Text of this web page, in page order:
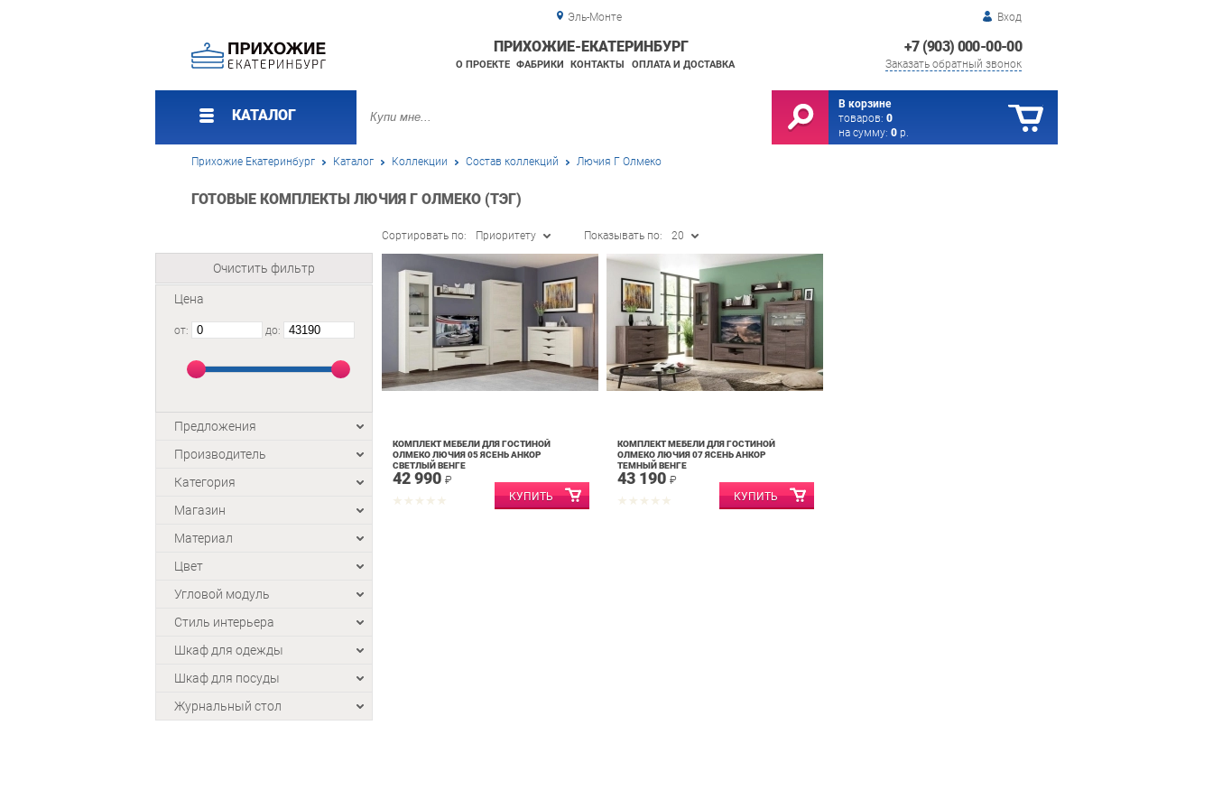
Эль-Монте Вход
+7 (903) 000-00-00
Заказать обратный звонок
ПРИХОЖИЕ-ЕКАТЕРИНБУРГ
О ПРОЕКТЕ ФАБРИКИ КОНТАКТЫ ОПЛАТА И ДОСТАВКА
КАТАЛОГ
В корзине
товаров: 0
на сумму: 0 р.
Прихожие Екатеринбург Каталог Коллекции Состав коллекций Лючия Г Олмеко
ГОТОВЫЕ КОМПЛЕКТЫ ЛЮЧИЯ Г ОЛМЕКО (ТЭГ)
Очистить фильтр
Цена
от: до:
Предложения
Производитель
Категория
Магазин
Материал
Цвет
Угловой модуль
Стиль интерьера
Шкаф для одежды
Шкаф для посуды
Журнальный стол
Сортировать по: Приоритету Показывать по: 20
КОМПЛЕКТ МЕБЕЛИ ДЛЯ ГОСТИНОЙ
ОЛМЕКО ЛЮЧИЯ 05 ЯСЕНЬ АНКОР
СВЕТЛЫЙ ВЕНГЕ
42 990 ₽
КОМПЛЕКТ МЕБЕЛИ ДЛЯ ГОСТИНОЙ
ОЛМЕКО ЛЮЧИЯ 07 ЯСЕНЬ АНКОР
ТЕМНЫЙ ВЕНГЕ
43 190 ₽